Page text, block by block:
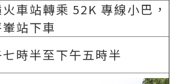
車站轉乘 52K 專線小巴，
站下車
時半至下午五時半